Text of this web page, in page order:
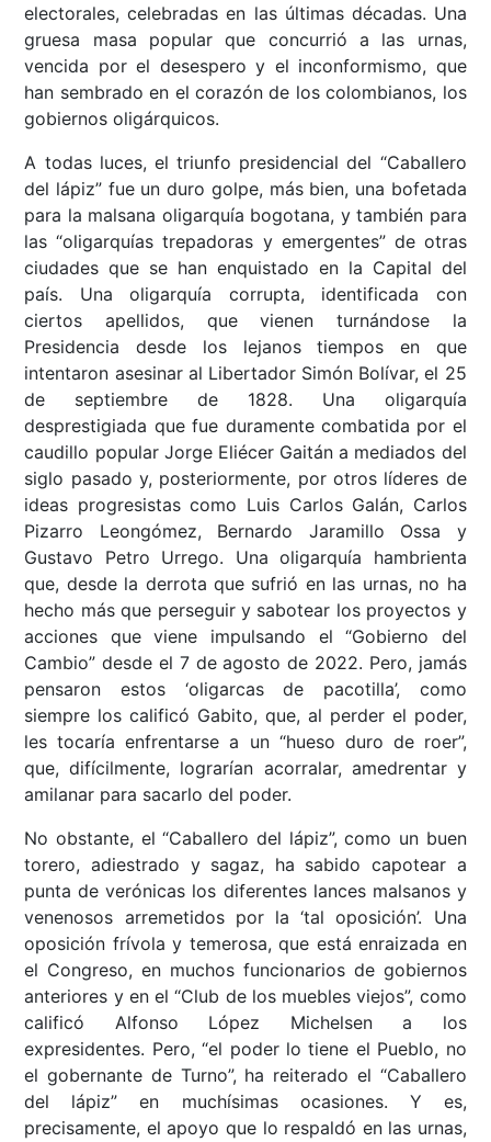
electorales, celebradas en las últimas décadas. Una
gruesa masa popular que concurrió a las urnas,
vencida por el desespero y el inconformismo, que
han sembrado en el corazón de los colombianos, los
gobiernos oligárquicos.
A todas luces, el triunfo presidencial del “Caballero
del lápiz” fue un duro golpe, más bien, una bofetada
para la malsana oligarquía bogotana, y también para
las “oligarquías trepadoras y emergentes” de otras
ciudades que se han enquistado en la Capital del
país. Una oligarquía corrupta, identificada con
ciertos apellidos, que vienen turnándose la
Presidencia desde los lejanos tiempos en que
intentaron asesinar al Libertador Simón Bolívar, el 25
de septiembre de 1828. Una oligarquía
desprestigiada que fue duramente combatida por el
caudillo popular Jorge Eliécer Gaitán a mediados del
siglo pasado y, posteriormente, por otros líderes de
ideas progresistas como Luis Carlos Galán, Carlos
Pizarro Leongómez, Bernardo Jaramillo Ossa y
Gustavo Petro Urrego. Una oligarquía hambrienta
que, desde la derrota que sufrió en las urnas, no ha
hecho más que perseguir y sabotear los proyectos y
acciones que viene impulsando el “Gobierno del
Cambio” desde el 7 de agosto de 2022. Pero, jamás
pensaron estos ‘oligarcas de pacotilla’, como
siempre los calificó Gabito, que, al perder el poder,
les tocaría enfrentarse a un “hueso duro de roer”,
que, difícilmente, lograrían acorralar, amedrentar y
amilanar para sacarlo del poder.
No obstante, el “Caballero del lápiz”, como un buen
torero, adiestrado y sagaz, ha sabido capotear a
punta de verónicas los diferentes lances malsanos y
venenosos arremetidos por la ‘tal oposición’. Una
oposición frívola y temerosa, que está enraizada en
el Congreso, en muchos funcionarios de gobiernos
anteriores y en el “Club de los muebles viejos”, como
calificó Alfonso López Michelsen a los
expresidentes. Pero, “el poder lo tiene el Pueblo, no
el gobernante de Turno”, ha reiterado el “Caballero
del lápiz” en muchísimas ocasiones. Y es,
precisamente, el apoyo que lo respaldó en las urnas,